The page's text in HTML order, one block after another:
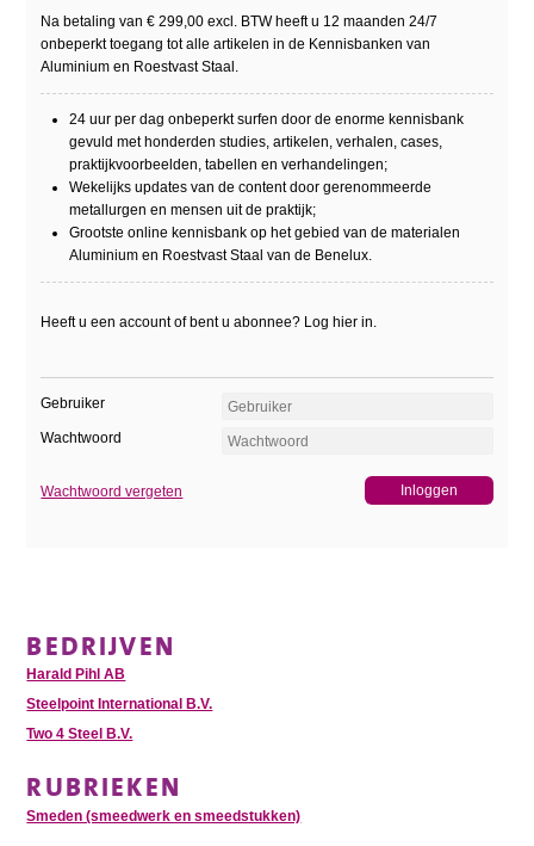
Na betaling van € 299,00 excl. BTW heeft u 12 maanden 24/7
onbeperkt toegang tot alle artikelen in de Kennisbanken van
Aluminium en Roestvast Staal.
24 uur per dag onbeperkt surfen door de enorme kennisbank
gevuld met honderden studies, artikelen, verhalen, cases,
praktijkvoorbeelden, tabellen en verhandelingen;
Wekelijks updates van de content door gerenommeerde
metallurgen en mensen uit de praktijk;
Grootste online kennisbank op het gebied van de materialen
Aluminium en Roestvast Staal van de Benelux.
Heeft u een account of bent u abonnee? Log hier in.
Gebruiker
Wachtwoord
Wachtwoord vergeten
BEDRIJVEN
Harald Pihl AB
Steelpoint International B.V.
Two 4 Steel B.V.
RUBRIEKEN
Smeden (smeedwerk en smeedstukken)